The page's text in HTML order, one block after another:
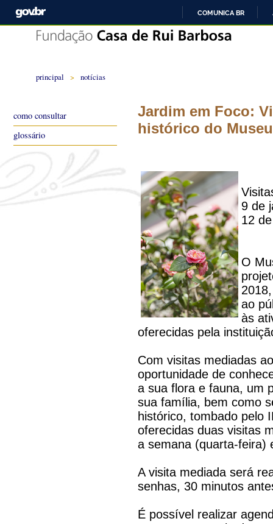
COMUNICA BR
principal > notícias
Jardim em Foco:
histórico do
9 de
12
O
ao
às
oferecidas pela
Com visitas mediadas
oportunidade de
a sua flora e fauna, um
sua família, bem como
histórico, tombado pelo
oferecidas duas visitas
a semana (quarta-feira)
A visita mediada será
senhas, 30 minutos
É possível realizar
como consultar
glossário